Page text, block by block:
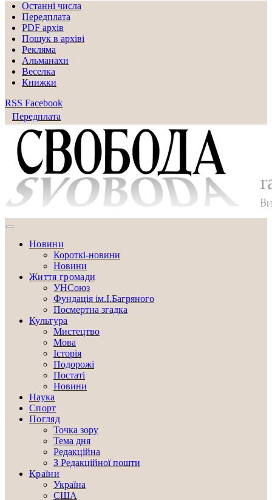
Останні числа
Передплата
PDF aрхів
Пошук в архіві
Рекляма
Альманахи
Веселка
Книжки
RSS Facebook
Передплата
Новини
Короткі-новини
Новини
Життя громади
УНСоюз
Фундація ім.І.Багряного
Посмертна згадка
Культура
Мистецтво
Мова
Історія
Подорожі
Постаті
Новини
Наука
Спорт
Погляд
Точка зору
Тема дня
Редакційна
З Редакційної пошти
Країни
Україна
США